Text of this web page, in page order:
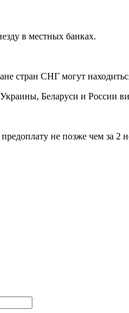
в местных банках.
стран СНГ могут
Беларуси и России
не позже чем за 2